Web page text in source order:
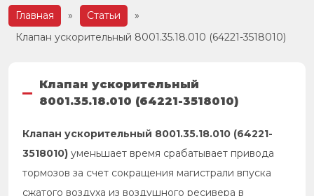
Главная » Статьи
»
Клапан ускорительный 8001.35.18.010 (64221-3518010)
Клапан ускорительный
8001.35.18.010 (64221-3518010)
Клапан ускорительный 8001.35.18.010 (64221-
3518010) уменьшает время срабатывает привода
тормозов за счет сокращения магистрали впуска
сжатого воздуха из воздушного ресивера в